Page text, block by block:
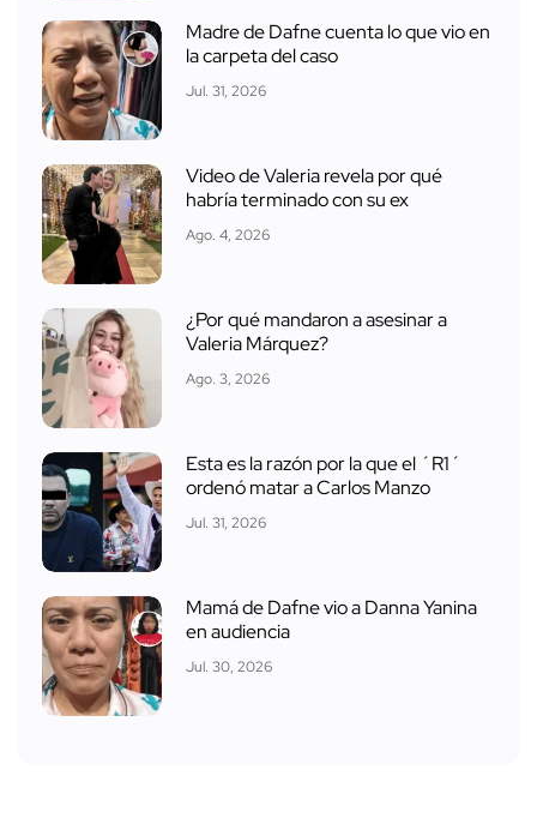
Madre de Dafne cuenta lo que vio en
la carpeta del caso
Jul. 31, 2026
Video de Valeria revela por qué
habría terminado con su ex
Ago. 4, 2026
¿Por qué mandaron a asesinar a
Valeria Márquez?
Ago. 3, 2026
Esta es la razón por la que el ´R1´
ordenó matar a Carlos Manzo
Jul. 31, 2026
Mamá de Dafne vio a Danna Yanina
en audiencia
Jul. 30, 2026